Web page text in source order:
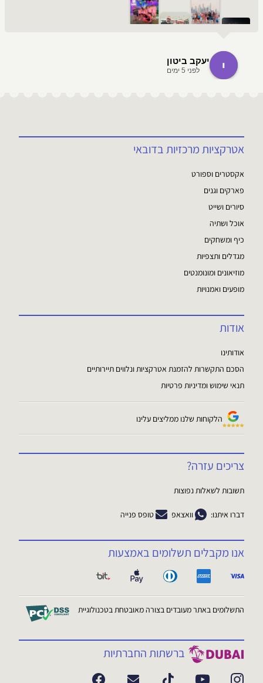
יעקב ביטון
לפני 5 ימים
אטרקציות מרכזיות בדובאי
אקסטרים וספורט
פארקים וגנים
סיורים ושייט
אוכל ושתיה
כיף ומשחקים
מגדלים ותצפיות
מוזיאונים ומונומנטים
מופעים ואמנויות
אודות
אודותינו
הסכם התקשרות להזמנת אטרקציות ונלווים תיירותיים
תנאי שימוש ומדיניות פרטיות
הלקוחות שלנו ממליצים עלינו
צריכים עזרה?
תשובות לשאלות נפוצות
דברו איתנו: וואצאפ טופס פנייה
אנו מקבלים תשלומים באמצעות
התשלומים באתר מעובדים בצורה מאובטחת בטכנולוגיית
ברשתות החברתיות